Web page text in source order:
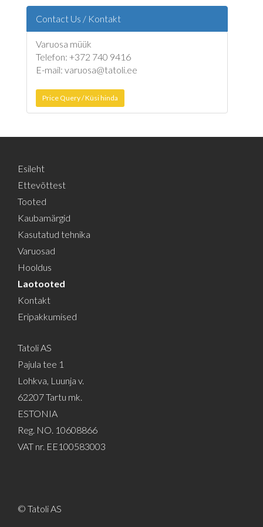
Contact Us / Kontakt
Varuosa müük
Telefon: +372 740 9416
E-mail: varuosa@tatoli.ee
Price Query / Küsi hinda
Esileht
Ettevõttest
Tooted
Kaubamärgid
Kasutatud tehnika
Varuosad
Hooldus
Laotooted
Kontakt
Eripakkumised
Tatoli AS
Pajula tee 1
Lohkva, Luunja v.
62207 Tartu mk.
ESTONIA
Reg. NO. 10608866
VAT nr. EE100583003
© Tatoli AS